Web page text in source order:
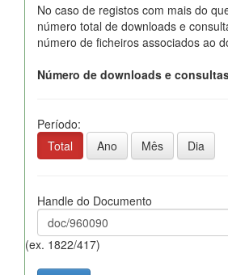
No caso de registos com mais do
número total de downloads e
número de ficheiros associados ao
Número de downloads e
Período:
Total
Ano Mês Dia
Handle do Documento
(ex. 1822/417)